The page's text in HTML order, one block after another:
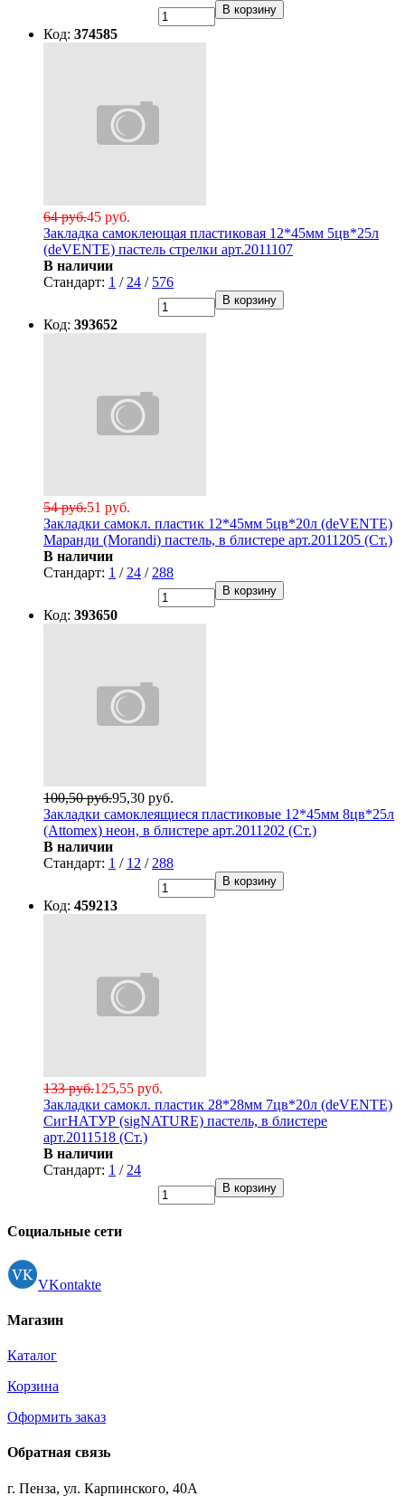
В корзину
Код: 374585
45 руб.
64 руб.
Закладка самоклеющая пластиковая 12*45мм 5цв*25л
(deVENTE) пастель стрелки арт.2011107
В наличии
Стандарт: 1 / 24 / 576
В корзину
Код: 393652
51 руб.
54 руб.
Закладки самокл. пластик 12*45мм 5цв*20л (deVENTE)
Маранди (Morandi) пастель, в блистере арт.2011205 (Ст.)
В наличии
Стандарт: 1 / 24 / 288
В корзину
Код: 393650
95,30 руб.
100,50 руб.
Закладки самоклеящиеся пластиковые 12*45мм 8цв*25л
(Attomex) неон, в блистере арт.2011202 (Ст.)
В наличии
Стандарт: 1 / 12 / 288
В корзину
Код: 459213
125,55 руб.
133 руб.
Закладки самокл. пластик 28*28мм 7цв*20л (deVENTE)
СигНАТУР (sigNATURE) пастель, в блистере
арт.2011518 (Ст.)
В наличии
Стандарт: 1 / 24
В корзину
Социальные сети
VKontakte
Магазин
Каталог
Корзина
Оформить заказ
Обратная связь
г. Пенза, ул. Карпинского, 40А